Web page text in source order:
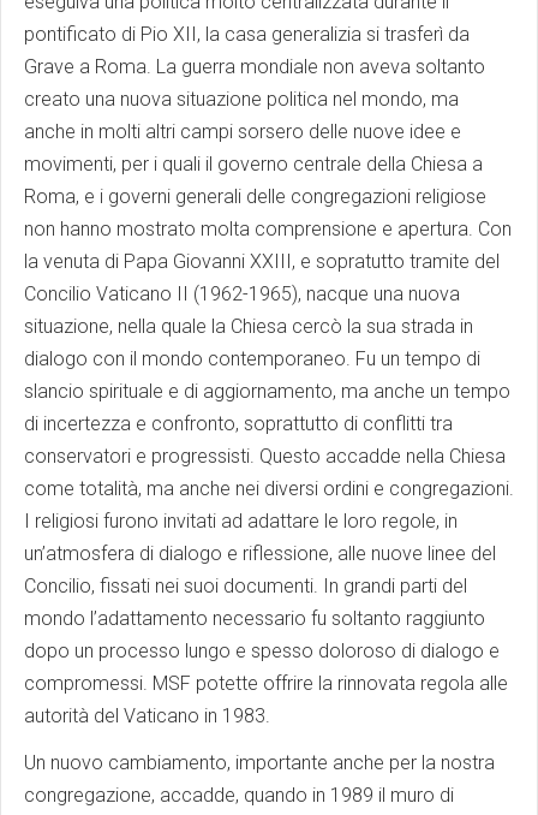
pontificato di Pio XII, la casa generalizia si trasferì da
Grave a Roma. La guerra mondiale non aveva soltanto
creato una nuova situazione politica nel mondo, ma
anche in molti altri campi sorsero delle nuove idee e
movimenti, per i quali il governo centrale della Chiesa a
Roma, e i governi generali delle congregazioni religiose
non hanno mostrato molta comprensione e apertura. Con
la venuta di Papa Giovanni XXIII, e sopratutto tramite del
Concilio Vaticano II (1962-1965), nacque una nuova
situazione, nella quale la Chiesa cercò la sua strada in
dialogo con il mondo contemporaneo. Fu un tempo di
slancio spirituale e di aggiornamento, ma anche un tempo
di incertezza e confronto, soprattutto di conflitti tra
conservatori e progressisti. Questo accadde nella Chiesa
come totalità, ma anche nei diversi ordini e congregazioni.
I religiosi furono invitati ad adattare le loro regole, in
un’atmosfera di dialogo e riflessione, alle nuove linee del
Concilio, fissati nei suoi documenti. In grandi parti del
mondo l’adattamento necessario fu soltanto raggiunto
dopo un processo lungo e spesso doloroso di dialogo e
compromessi. MSF potette offrire la rinnovata regola alle
autorità del Vaticano in 1983.
Un nuovo cambiamento, importante anche per la nostra
congregazione, accadde, quando in 1989 il muro di